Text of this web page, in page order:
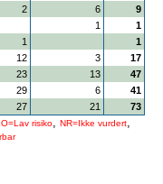
2 6
9
1
1
1
1
12 3
17
23 13
47
29 6
41
27 21 73
risiko, NR=Ikke vurdert,